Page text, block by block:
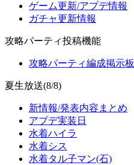
ゲーム更新/アプデ情報
ガチャ更新情報
攻略パーティ投稿機能
攻略パーティ編成掲示板
夏生放送(8/8)
新情報/発表内容まとめ
アプデ実装日
水着ハイラ
水着シス
水着タル子マン(石)